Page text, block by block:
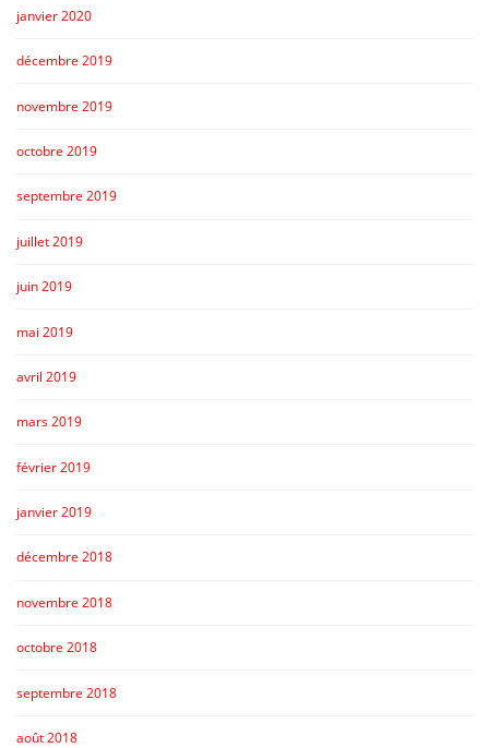
janvier 2020
décembre 2019
novembre 2019
octobre 2019
septembre 2019
juillet 2019
juin 2019
mai 2019
avril 2019
mars 2019
février 2019
janvier 2019
décembre 2018
novembre 2018
octobre 2018
septembre 2018
août 2018